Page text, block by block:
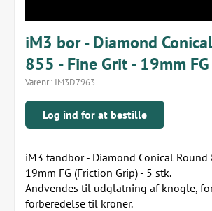
iM3 bor - Diamond
855 - Fine Grit - 19mm FG
Varenr.: IM3D7963
Log ind for at bestille
iM3 tandbor - Diamond Conical Round
19mm FG (Friction Grip) - 5 stk.
Andvendes til udglatning af knogle,
forberedelse til kroner.